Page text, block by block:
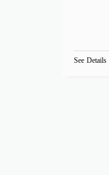
See Details